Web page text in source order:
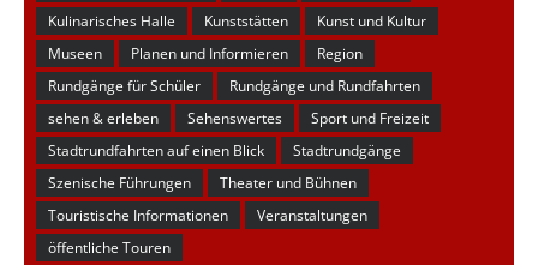
Kulinarisches Halle
Kunststätten
Kunst und Kultur
Museen
Planen und Informieren
Region
Rundgänge für Schüler
Rundgänge und Rundfahrten
sehen & erleben
Sehenswertes
Sport und Freizeit
Stadtrundfahrten auf einen Blick
Stadtrundgänge
Szenische Führungen
Theater und Bühnen
Touristische Informationen
Veranstaltungen
öffentliche Touren